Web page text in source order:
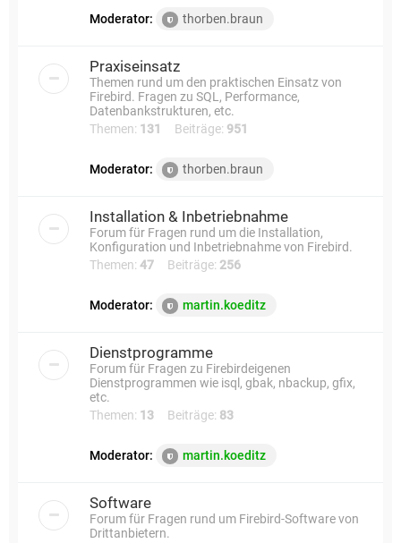
Moderator: thorben.braun
Praxiseinsatz
Themen rund um den praktischen Einsatz von
Firebird. Fragen zu SQL, Performance,
Datenbankstrukturen, etc.
Themen: 131 Beiträge: 951
Moderator: thorben.braun
Installation & Inbetriebnahme
Forum für Fragen rund um die Installation,
Konfiguration und Inbetriebnahme von Firebird.
Themen: 47 Beiträge: 256
Moderator: martin.koeditz
Dienstprogramme
Forum für Fragen zu Firebirdeigenen
Dienstprogrammen wie isql, gbak, nbackup, gfix,
etc.
Themen: 13 Beiträge: 83
Moderator: martin.koeditz
Software
Forum für Fragen rund um Firebird-Software von
Drittanbietern.